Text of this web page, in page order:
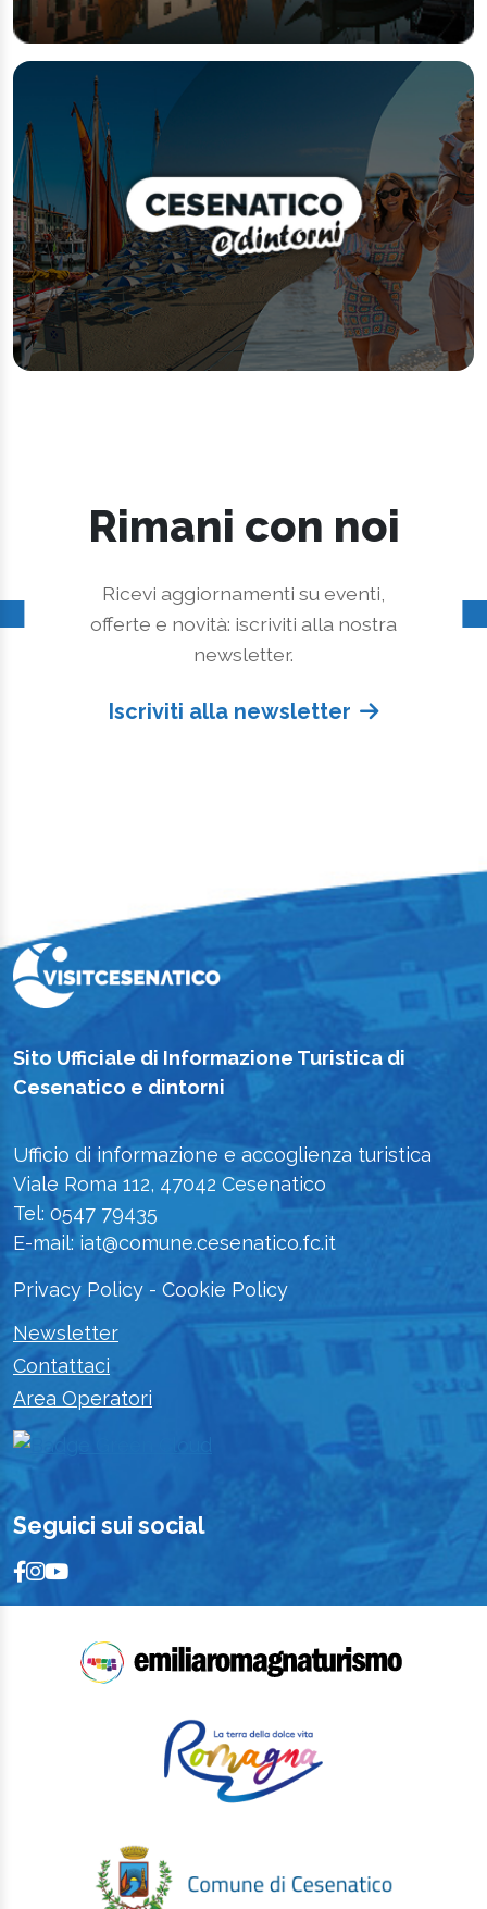
Rimani con noi
Ricevi aggiornamenti su eventi,
offerte e novità: iscriviti alla nostra
newsletter.
Iscriviti alla newsletter
Sito Ufficiale di Informazione Turistica di
Cesenatico e dintorni
Ufficio di informazione e accoglienza turistica
Viale Roma 112, 47042 Cesenatico
Tel: 0547 79435
E-mail: iat@comune.cesenatico.fc.it
Privacy Policy - Cookie Policy
Newsletter
Contattaci
Area Operatori
Seguici sui social